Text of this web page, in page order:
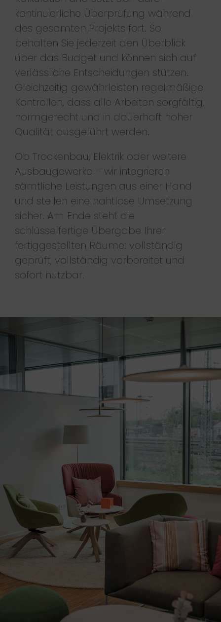
kontinuierliche Überprüfung während
des gesamten Projekts fort. So
behalten Sie jederzeit den Überblick
über das Budget und können sich auf
verlässliche Entscheidungen stützen.
Gleichzeitig gewährleisten regelmäßige
Kontrollen, dass alle Arbeiten sorgfältig,
normgerecht und in dauerhaft hoher
Qualität ausgeführt werden.
Ob Trockenbau, Elektrik oder weitere
Ausbaugewerke – wir integrieren
sämtliche Leistungen aus einer Hand
und stellen eine nahtlose Umsetzung
sicher. Am Ende steht die
schlüsselfertige Übergabe Ihrer
fertiggestellten Räume: vollständig
geprüft, vollständig vorbereitet und
sofort nutzbar.